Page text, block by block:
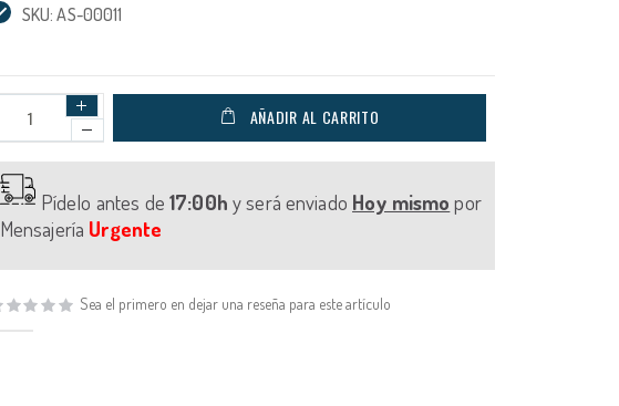
SKU: AS-00011
AÑADIR AL CARRITO
Pídelo antes de 17:00h y será enviado Hoy mismo por
Mensajería Urgente
Sea el primero en dejar una reseña para este artículo